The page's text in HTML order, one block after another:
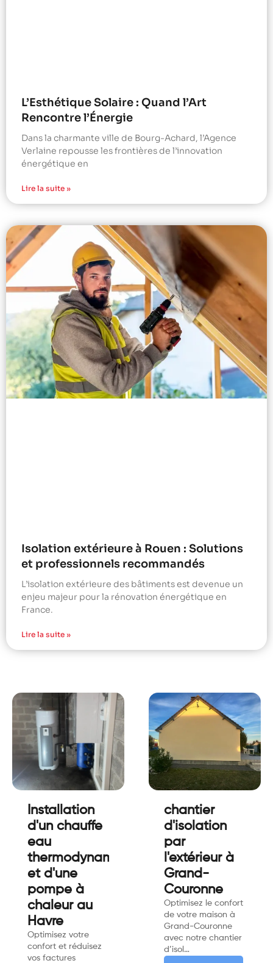
L’Esthétique Solaire : Quand l’Art
Rencontre l’Énergie
Dans la charmante ville de Bourg-Achard, l’Agence
Verlaine repousse les frontières de l’innovation
énergétique en
Lire la suite »
Isolation extérieure à Rouen : Solutions
et professionnels recommandés
L’isolation extérieure des bâtiments est devenue un
enjeu majeur pour la rénovation énergétique en
France.
Lire la suite »
Installation
d'un chauffe
eau
thermodynamique
et d'une
pompe à
chaleur au
Havre
Optimisez votre
confort et réduisez
vos factures
chantier
d'isolation
par
l'extérieur à
Grand-
Couronne
Optimisez le confort
de votre maison à
Grand-Couronne
avec notre chantier
d’isol…